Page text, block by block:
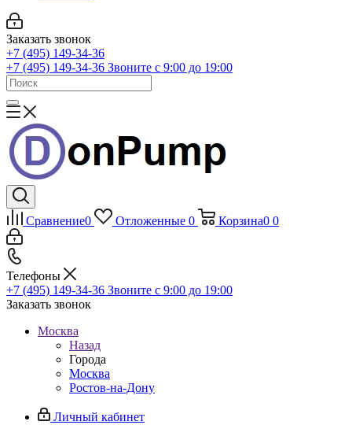
Заказать звонок
+7 (495) 149-34-36
+7 (495) 149-34-36 Звоните с 9:00 до 19:00
Сравнение0 Отложенные 0 Корзина0 0
Телефоны
+7 (495) 149-34-36 Звоните с 9:00 до 19:00
Заказать звонок
Москва
Назад
Города
Москва
Ростов-на-Дону
Личный кабинет